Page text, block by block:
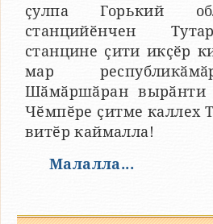
ҫулпа Горький
станцийӗнчен
станцине ҫити икҫӗр
мар
Шӑмӑршӑран вырӑнти
Чӗмпӗре ҫитме каллех
витӗр каймалла!
Малалла...